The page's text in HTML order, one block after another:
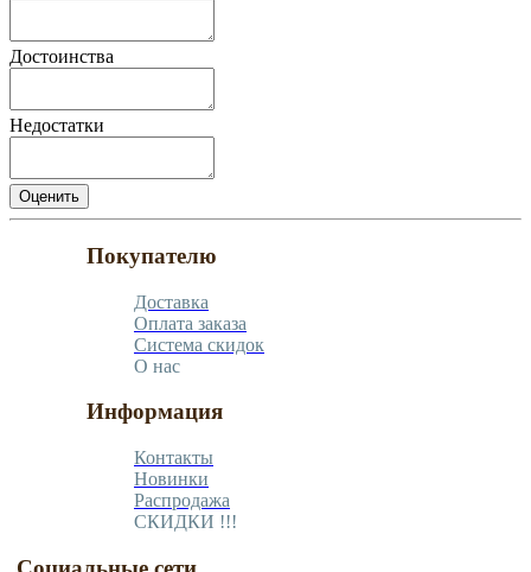
Достоинства
Недостатки
Покупателю
Доставка
Оплата заказа
Система скидок
О нас
Информация
Контакты
Новинки
Распродажа
СКИДКИ !!!